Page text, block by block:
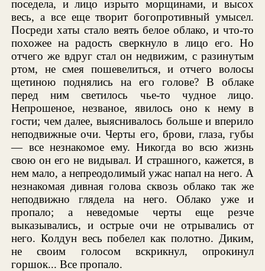
поседела, и лицо изрыто морщинами, и высох
весь, а все еще творит богопротивный умысел.
Посреди хаты стало веять белое облако, и что-то
похожее на радость сверкнуло в лицо его. Но
отчего же вдруг стал он недвижим, с разинутым
ртом, не смея пошевелиться, и отчего волосы
щетиною поднялись на его голове? В облаке
перед ним светилось чье-то чудное лицо.
Непрошеное, незваное, явилось оно к нему в
гости; чем далее, выяснивалось больше и вперило
неподвижные очи. Черты его, брови, глаза, губы
— все незнакомое ему. Никогда во всю жизнь
свою он его не видывал. И страшного, кажется, в
нем мало, а непреодолимый ужас напал на него. А
незнакомая дивная голова сквозь облако так же
неподвижно глядела на него. Облако уже и
пропало; а неведомые черты еще резче
выказывались, и острые очи не отрывались от
него. Колдун весь побелел как полотно. Диким,
не своим голосом вскрикнул, опрокинул
горшок... Все пропало.